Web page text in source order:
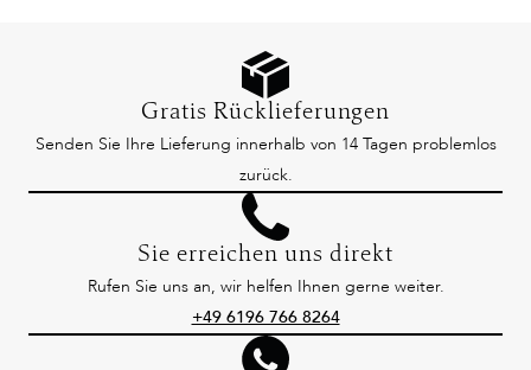
Gratis Rücklieferungen
Senden Sie Ihre Lieferung innerhalb von 14 Tagen problemlos
zurück.
Sie erreichen uns direkt
Rufen Sie uns an, wir helfen Ihnen gerne weiter.
+49 6196 766 8264